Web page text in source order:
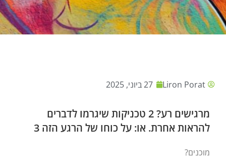
Liron Porat 27 ביוני, 2025
מרגישים רע? 2 טכניקות שיגרמו לדברים
להראות אחרת. או: על כוחו של הרגע הזה 3
מוכנים?